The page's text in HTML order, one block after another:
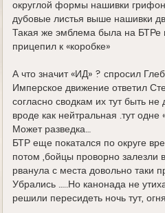
округлой формы нашивки
дубовые листья выше нашивки
Такая же эмблема была на БТРе
прицепил к «коробке»
А что значит «ИД» ? спросил
Имперское движение ответил
согласно сводкам их тут быть не
вроде как нейтральная .тут одне
Может разведка…
БТР еще покатался по округе
потом ,бойцы проворно залезли
рванула с места довольно таки
Убрались …..Но канонада не
решили пересидеть ночь тут,